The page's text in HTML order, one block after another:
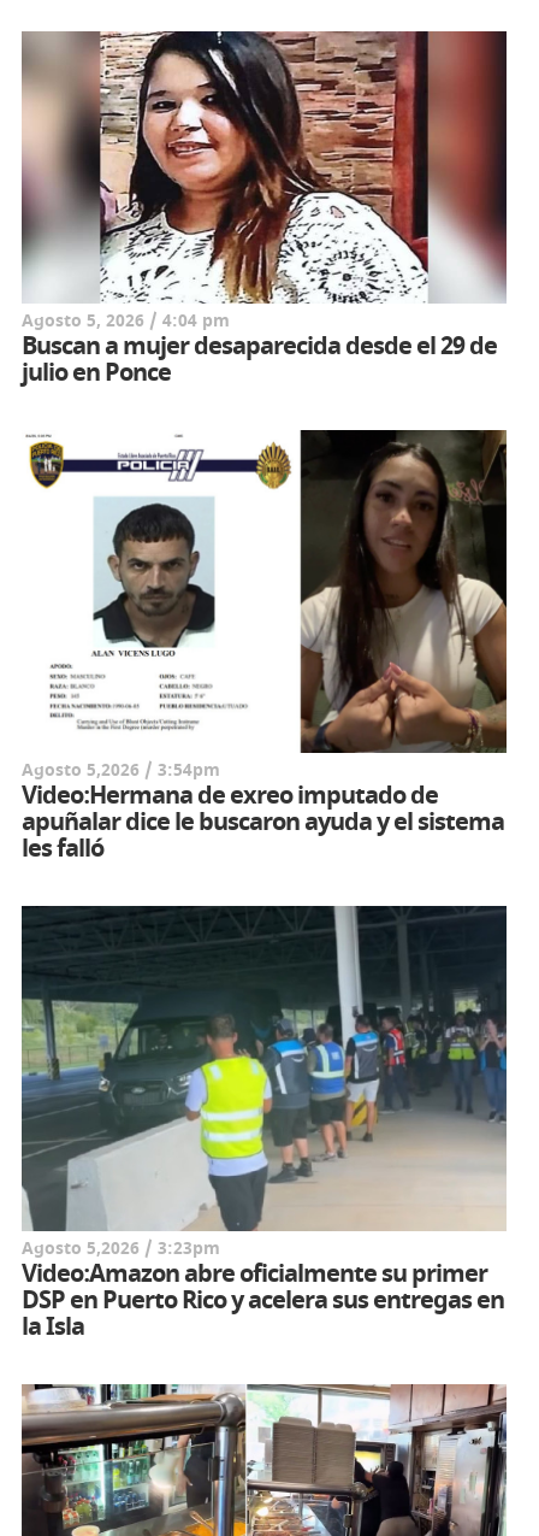
Agosto 5, 2026 / 4:04 pm
Buscan a mujer desaparecida desde el 29 de
julio en Ponce
Agosto 5,2026 / 3:54pm
Video:Hermana de exreo imputado de
apuñalar dice le buscaron ayuda y el sistema
les falló
Agosto 5,2026 / 3:23pm
Video:Amazon abre oficialmente su primer
DSP en Puerto Rico y acelera sus entregas en
la Isla